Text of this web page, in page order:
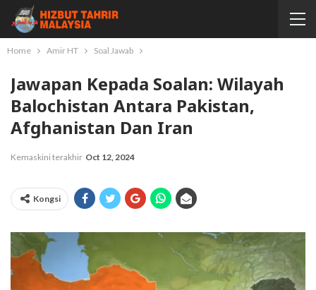
Home Amir HT Soal Jawab
Jawapan Kepada Soalan: Wilayah
Balochistan Antara Pakistan,
Afghanistan Dan Iran
Kemaskini terakhir Oct 12, 2024
Kongsi